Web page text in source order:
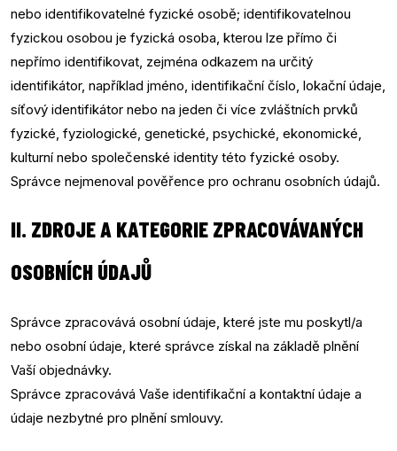
nebo identifikovatelné fyzické osobě; identifikovatelnou
fyzickou osobou je fyzická osoba, kterou lze přímo či
nepřímo identifikovat, zejména odkazem na určitý
identifikátor, například jméno, identifikační číslo, lokační údaje,
síťový identifikátor nebo na jeden či více zvláštních prvků
fyzické, fyziologické, genetické, psychické, ekonomické,
kulturní nebo společenské identity této fyzické osoby.
Správce nejmenoval pověřence pro ochranu osobních údajů.
II. ZDROJE A KATEGORIE ZPRACOVÁVANÝCH
OSOBNÍCH ÚDAJŮ
Správce zpracovává osobní údaje, které jste mu poskytl/a
nebo osobní údaje, které správce získal na základě plnění
Vaší objednávky.
Správce zpracovává Vaše identifikační a kontaktní údaje a
údaje nezbytné pro plnění smlouvy.